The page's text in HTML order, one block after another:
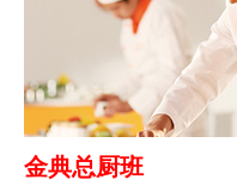
金典总厨班